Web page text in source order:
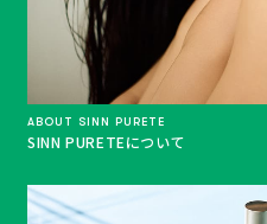
ABOUT SINN PURETE
SINN PURETEについて